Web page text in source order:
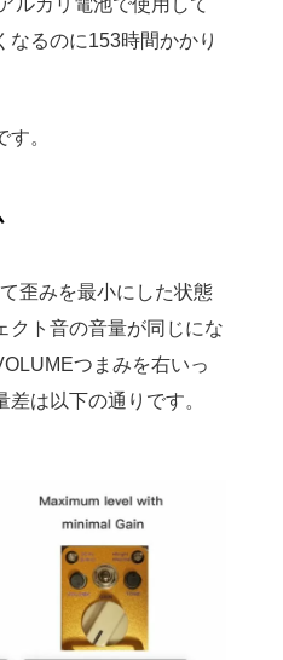
ルカリ電池で使用して
なるのに153時間かかり
。
歪みを最小にした状態
クト音の音量が同じにな
つまみを右いっ
は以下の通りです。